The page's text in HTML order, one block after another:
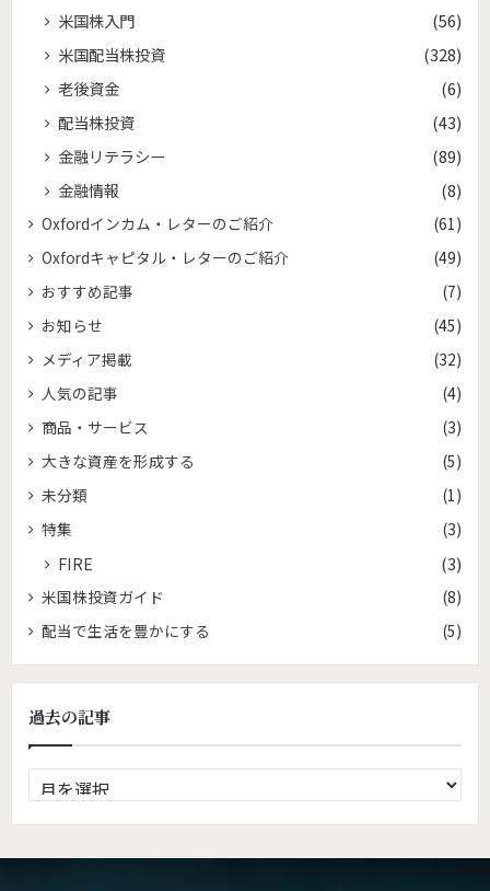
米国株入門
(56)
米国配当株投資
(328)
老後資金
(6)
配当株投資
(43)
金融リテラシー
(89)
金融情報
(8)
Oxfordインカム・レターのご紹介
(61)
Oxfordキャピタル・レターのご紹介
(49)
おすすめ記事
(7)
お知らせ
(45)
メディア掲載
(32)
人気の記事
(4)
商品・サービス
(3)
大きな資産を形成する
(5)
未分類
(1)
特集
(3)
FIRE (3)
米国株投資ガイド
(8)
配当で生活を豊かにする
(5)
過去の記事
去
の